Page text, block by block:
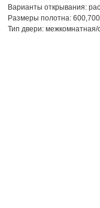
Варианты открывания:
Размеры полотна:
Тип двери: межкомнатная/